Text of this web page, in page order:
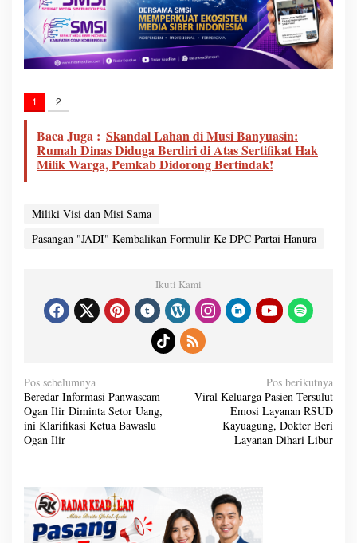
1 2
Baca Juga : Skandal Lahan di Musi Banyuasin:
Rumah Dinas Diduga Berdiri di Atas Sertifikat Hak
Milik Warga, Pemkab Didorong Bertindak!
Miliki Visi dan Misi Sama
Pasangan "JADI" Kembalikan Formulir Ke DPC Partai Hanura
Ikuti Kami
N
a
v
i
g
a
s
s
Pos sebelumnya
Beredar Informasi Panwascam
Ogan Ilir Diminta Setor Uang,
ini Klarifikasi Ketua Bawaslu
Ogan Ilir
Pos berikutnya
Viral Keluarga Pasien Tersulut
Emosi Layanan RSUD
Kayuagung, Dokter Beri
Layanan Dihari Libur